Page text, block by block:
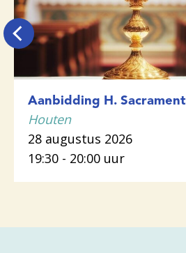
Aanbidding H. Sacrament
Houten
28 augustus 2026
19:30 - 20:00 uur